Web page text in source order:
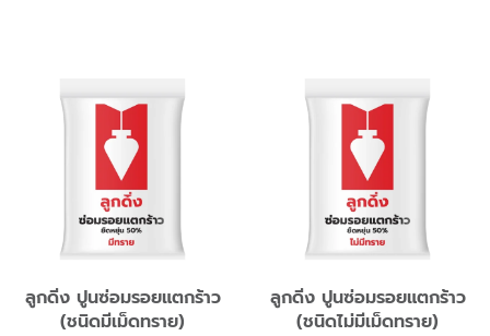
ลูกดิ่ง ปูนซ่อมรอยแตกร้าว
(ชนิดมีเม็ดทราย)
ลูกดิ่ง ปูนซ่อมรอยแตกร้าว
(ชนิดไม่มีเม็ดทราย)